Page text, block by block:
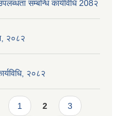
सम्बन्धि कार्यविधि 208२
२०८२
२०८२
1 2 3